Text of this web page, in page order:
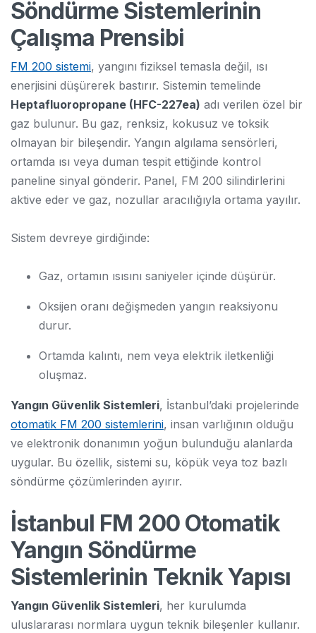
Söndürme Sistemlerinin
Çalışma Prensibi
FM 200 sistemi, yangını fiziksel temasla değil, ısı
enerjisini düşürerek bastırır. Sistemin temelinde
Heptafluoropropane (HFC-227ea) adı verilen özel bir
gaz bulunur. Bu gaz, renksiz, kokusuz ve toksik
olmayan bir bileşendir. Yangın algılama sensörleri,
ortamda ısı veya duman tespit ettiğinde kontrol
paneline sinyal gönderir. Panel, FM 200 silindirlerini
aktive eder ve gaz, nozullar aracılığıyla ortama yayılır.
Sistem devreye girdiğinde:
Gaz, ortamın ısısını saniyeler içinde düşürür.
Oksijen oranı değişmeden yangın reaksiyonu
durur.
Ortamda kalıntı, nem veya elektrik iletkenliği
oluşmaz.
Yangın Güvenlik Sistemleri, İstanbul’daki projelerinde
otomatik FM 200 sistemlerini, insan varlığının olduğu
ve elektronik donanımın yoğun bulunduğu alanlarda
uygular. Bu özellik, sistemi su, köpük veya toz bazlı
söndürme çözümlerinden ayırır.
İstanbul FM 200 Otomatik
Yangın Söndürme
Sistemlerinin Teknik Yapısı
Yangın Güvenlik Sistemleri, her kurulumda
uluslararası normlara uygun teknik bileşenler kullanır.